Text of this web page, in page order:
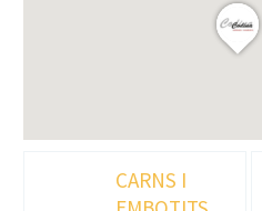
CARNS I